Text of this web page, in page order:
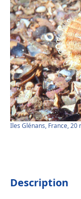
Iles Glénans, France, 20
Description